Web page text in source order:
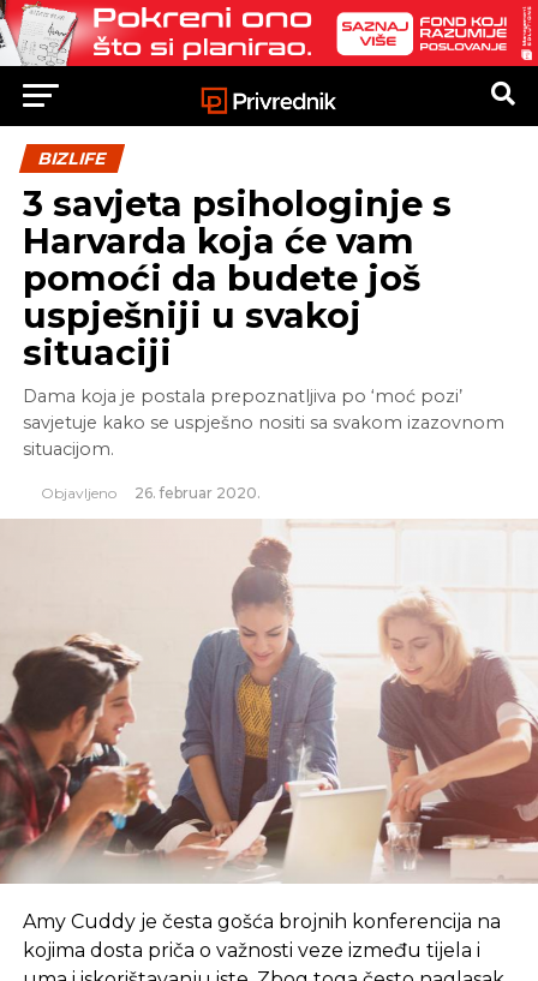
BIZLIFE
3 savjeta psihologinje s
Harvarda koja će vam
pomoći da budete još
uspješniji u svakoj
situaciji
Dama koja je postala prepoznatljiva po ‘moć pozi’
savjetuje kako se uspješno nositi sa svakom izazovnom
situacijom.
Objavljeno 26. februar 2020.
Amy Cuddy je česta gošća brojnih konferencija na
kojima dosta priča o važnosti veze između tijela i